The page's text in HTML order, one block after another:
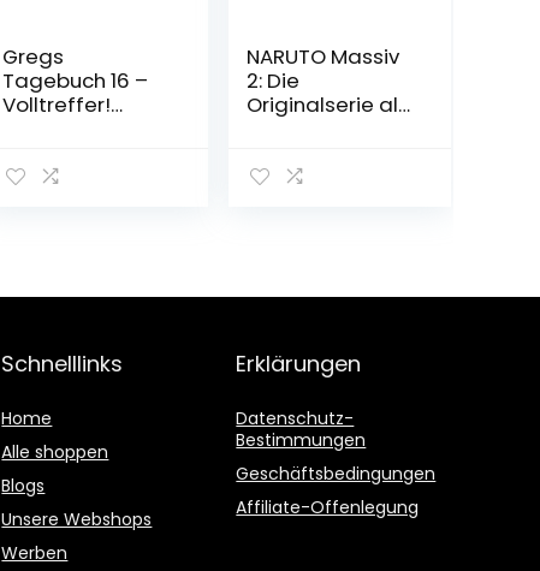
Gregs
Tagebuch 16 –
Volltreffer!
November 2021
NARUTO Massiv
2: Die
Originalserie als
sgabe! (2)
Schnelllinks
Home
Alle shoppen
Blogs
Unsere Webshops
Werben
Erklärungen
Datenschutz-
Bestimmungen
Geschäftsbedingungen
Affiliate-Offenlegung